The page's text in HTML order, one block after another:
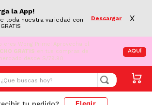
la App!
toda nuestra variedad con
Descargar X
eres Wong Prime! Aprovecha el
GRATIS en tus compras de
desde S/79.90
AQUÍ
buscas hoy?
tu pedido? Elegir